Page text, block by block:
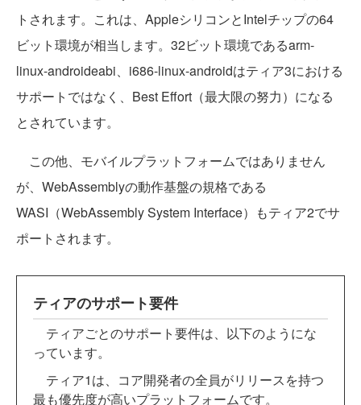
トされます。これは、AppleシリコンとIntelチップの64
ビット環境が相当します。32ビット環境であるarm-
linux-androideabi、i686-linux-androidはティア3における
サポートではなく、Best Effort（最大限の努力）になる
とされています。
この他、モバイルプラットフォームではありません
が、WebAssemblyの動作基盤の規格である
WASI（WebAssembly System Interface）もティア2でサ
ポートされます。
ティアのサポート要件
ティアごとのサポート要件は、以下のようにな
っています。
ティア1は、コア開発者の全員がリリースを持つ
最も優先度が高いプラットフォームです。